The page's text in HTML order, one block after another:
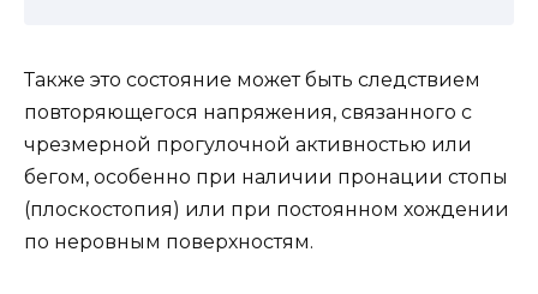
Также это состояние может быть следствием
повторяющегося напряжения, связанного с
чрезмерной прогулочной активностью или
бегом, особенно при наличии пронации стопы
(плоскостопия) или при постоянном хождении
по неровным поверхностям.